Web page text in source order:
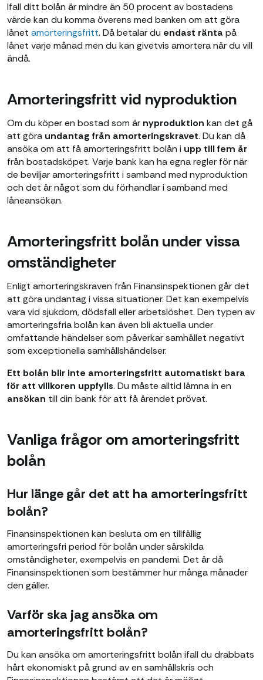
Ifall ditt bolån är mindre än 50 procent av bostadens
värde kan du komma överens med banken om att göra
lånet amorteringsfritt. Då betalar du endast ränta på
lånet varje månad men du kan givetvis amortera när du vill
ändå.
Amorteringsfritt vid nyproduktion
Om du köper en bostad som är nyproduktion kan det gå
att göra undantag från amorteringskravet. Du kan då
ansöka om att få amorteringsfritt bolån i upp till fem år
från bostadsköpet. Varje bank kan ha egna regler för när
de beviljar amorteringsfritt i samband med nyproduktion
och det är något som du förhandlar i samband med
låneansökan.
Amorteringsfritt bolån under vissa
omständigheter
Enligt amorteringskraven från Finansinspektionen går det
att göra undantag i vissa situationer. Det kan exempelvis
vara vid sjukdom, dödsfall eller arbetslöshet. Den typen av
amorteringsfria bolån kan även bli aktuella under
omfattande händelser som påverkar samhället negativt
som exceptionella samhällshändelser.
Ett bolån blir inte amorteringsfritt automatiskt bara
för att villkoren uppfylls. Du måste alltid lämna in en
ansökan till din bank för att få ärendet prövat.
Vanliga frågor om amorteringsfritt
bolån
Hur länge går det att ha amorteringsfritt
bolån?
Finansinspektionen kan besluta om en tillfällig
amorteringsfri period för bolån under särskilda
omständigheter, exempelvis en pandemi. Det är då
Finansinspektionen som bestämmer hur många månader
den gäller.
Varför ska jag ansöka om
amorteringsfritt bolån?
Du kan ansöka om amorteringsfritt bolån ifall du drabbats
hårt ekonomiskt på grund av en samhällskris och